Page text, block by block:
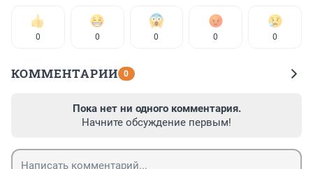
0 0 0 0 0
КОММЕНТАРИИ 0
Пока нет ни одного комментария.
Начните обсуждение первым!